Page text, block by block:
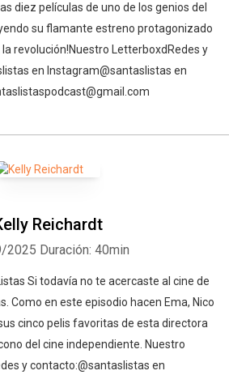
diez películas de uno de los genios del
su flamante estreno protagonizado
la revolución!Nuestro Letterboxd⁠⁠⁠⁠⁠⁠⁠⁠⁠⁠⁠⁠⁠⁠⁠⁠⁠⁠⁠⁠⁠⁠⁠⁠⁠⁠⁠⁠⁠⁠⁠⁠⁠⁠⁠⁠⁠⁠Redes y
en Instagram⁠⁠⁠⁠⁠⁠⁠⁠⁠⁠⁠⁠⁠⁠⁠⁠⁠⁠⁠⁠⁠⁠⁠⁠⁠⁠⁠⁠⁠⁠⁠⁠⁠⁠⁠⁠⁠⁠@santaslistas⁠⁠⁠⁠⁠⁠⁠⁠⁠⁠⁠⁠⁠⁠⁠⁠⁠⁠ en
Reichardt
2025 Duración: 40min
Si todavía no te acercaste al cine de
Como en este episodio hacen Ema, Nico
cinco pelis favoritas de esta directora
del cine independiente. Nuestro
y contacto:⁠⁠⁠⁠⁠⁠⁠⁠⁠⁠⁠⁠⁠⁠⁠⁠⁠⁠⁠⁠⁠⁠⁠⁠⁠⁠⁠⁠⁠⁠⁠⁠⁠⁠⁠⁠⁠@santaslistas⁠⁠⁠⁠⁠⁠⁠⁠⁠⁠⁠⁠⁠⁠⁠⁠⁠⁠⁠⁠⁠⁠⁠⁠⁠⁠⁠⁠⁠⁠⁠⁠⁠⁠⁠⁠⁠ en